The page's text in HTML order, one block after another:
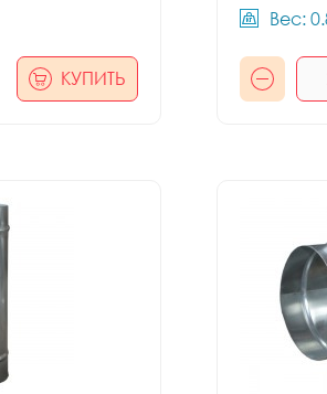
КУПИТЬ
Вес: